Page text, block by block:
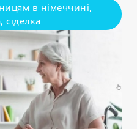
в німеччині,
сіделка